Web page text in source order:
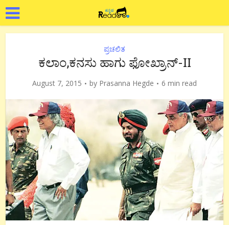
ಪ್ರಚಲಿತ
ಕಲಾಂ,ಕನಸು ಹಾಗು ಫೋಖ್ರಾನ್-II
August 7, 2015 by Prasanna Hegde 6 min read